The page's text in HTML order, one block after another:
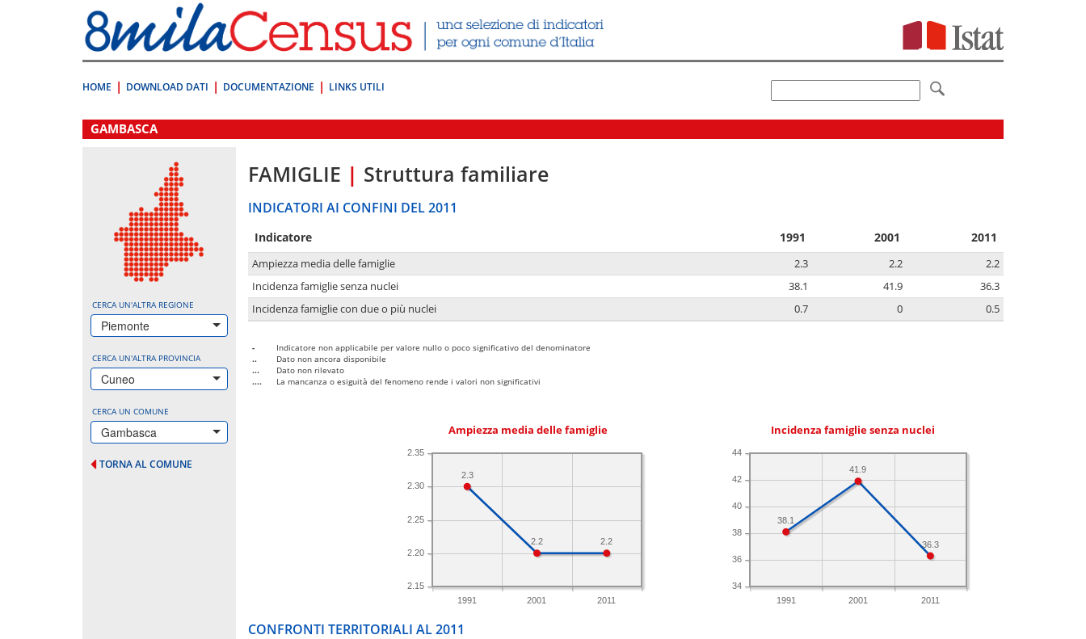
direttamente
a:
Contenuto
HOME DOWNLOAD DATI DOCUMENTAZIONE LINKS UTILI
.
GAMBASCA
CERCA UN'ALTRA REGIONE
Piemonte
CERCA UN'ALTRA PROVINCIA
Cuneo
CERCA UN COMUNE
Gambasca
TORNA AL COMUNE
FAMIGLIE | Struttura familiare
INDICATORI AI CONFINI DEL 2011
Indicatore 1991 2001 2011
Ampiezza media delle famiglie 2.3 2.2
2.2
Incidenza famiglie senza nuclei
38.1 41.9
36.3
Incidenza famiglie con due o più nuclei
0.7 0 0.5
-
Indicatore non applicabile per valore nullo o poco significativo del denominatore
..
Dato non ancora disponibile
...
Dato non rilevato
....
La mancanza o esiguità del fenomeno rende i valori non significativi
Ampiezza media delle famiglie
1991 2001 2011
2.15
2.20
2.25
2.30
2.35
2.2
2.2
2.3
Incidenza famiglie senza nuclei
1991 2001 2011
34
36
38
40
42
44
36.3
41.9
38.1
CONFRONTI TERRITORIALI AL 2011